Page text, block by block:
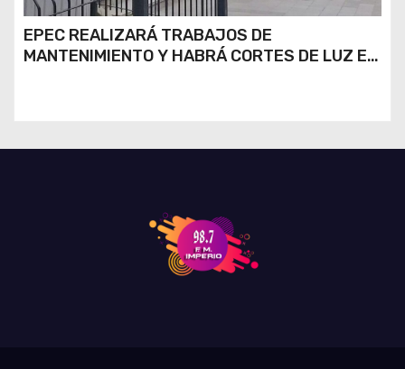
EPEC REALIZARÁ TRABAJOS DE
MANTENIMIENTO Y HABRÁ CORTES DE LUZ EN